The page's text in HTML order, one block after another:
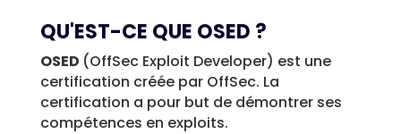
QU'EST-CE QUE OSED ?
OSED (OffSec Exploit Developer) est une
certification créée par OffSec. La
certification a pour but de démontrer ses
compétences en exploits.